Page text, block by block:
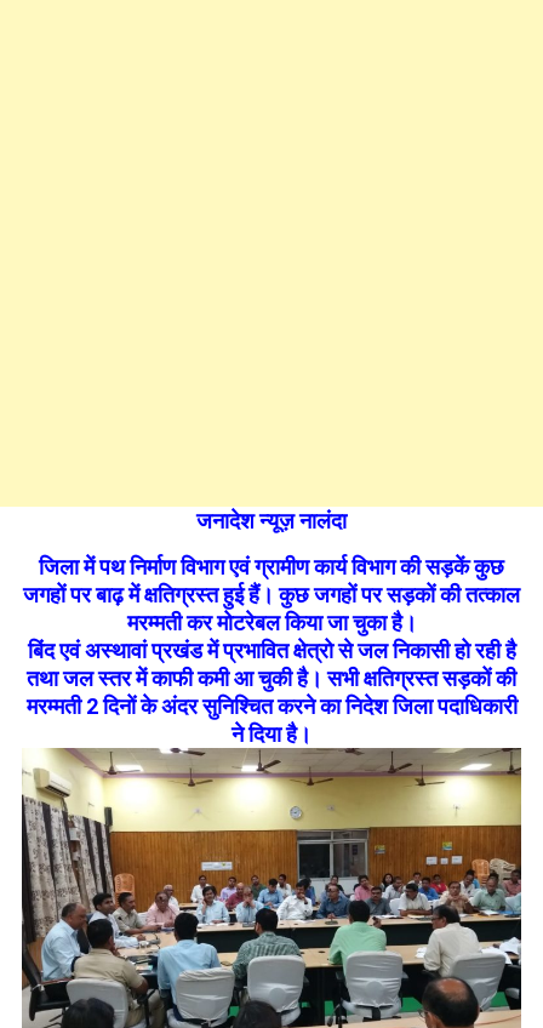
जनादेश न्यूज़ नालंदा
जिला में पथ निर्माण विभाग एवं ग्रामीण कार्य विभाग की सड़कें कुछ
जगहों पर बाढ़ में क्षतिग्रस्त हुई हैं। कुछ जगहों पर सड़कों की तत्काल
मरम्मती कर मोटरेबल किया जा चुका है।
बिंद एवं अस्थावां प्रखंड में प्रभावित क्षेत्रो से जल निकासी हो रही है
तथा जल स्तर में काफी कमी आ चुकी है। सभी क्षतिग्रस्त सड़कों की
मरम्मती 2 दिनों के अंदर सुनिश्चित करने का निदेश जिला पदाधिकारी
ने दिया है।